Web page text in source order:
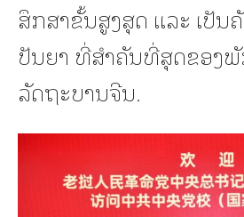
ສຶກສາຂັ້ນສູງສຸດ ແລະ ເປັນ
ປັນຍາ ທີ່ສຳຄັນທີ່ສຸດຂອງ
ລັດຖະບານຈີນ.